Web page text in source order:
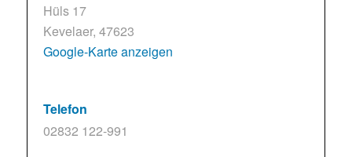
Hüls 17
Kevelaer, 47623
Google-Karte anzeigen
Telefon
02832 122-991